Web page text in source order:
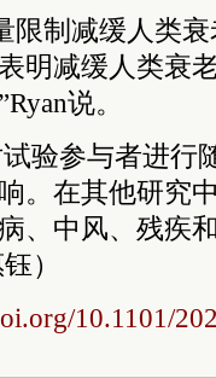
限制减缓人类
明减缓人类衰
说。
验参与者进行
。在其他研究
、中风、残疾
）
10.1101/